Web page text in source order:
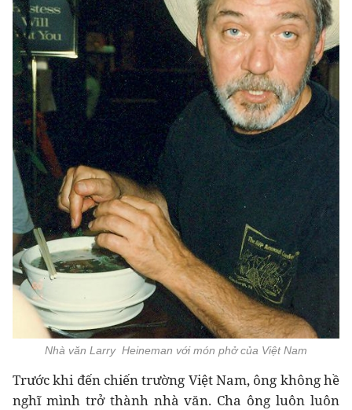
Nhà văn Larry Heineman với món phở của Việt Nam
Trước khi đến chiến trường Việt Nam, ông không hề
nghĩ mình trở thành nhà văn. Cha ông luôn luôn